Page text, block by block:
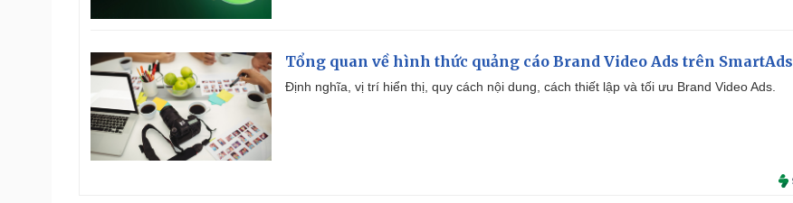
Tổng quan về hình thức quảng cáo Brand Video Ads trên SmartAds
Định nghĩa, vị trí hiển thị, quy cách nội dung, cách thiết lập và tối ưu Brand Video Ads.